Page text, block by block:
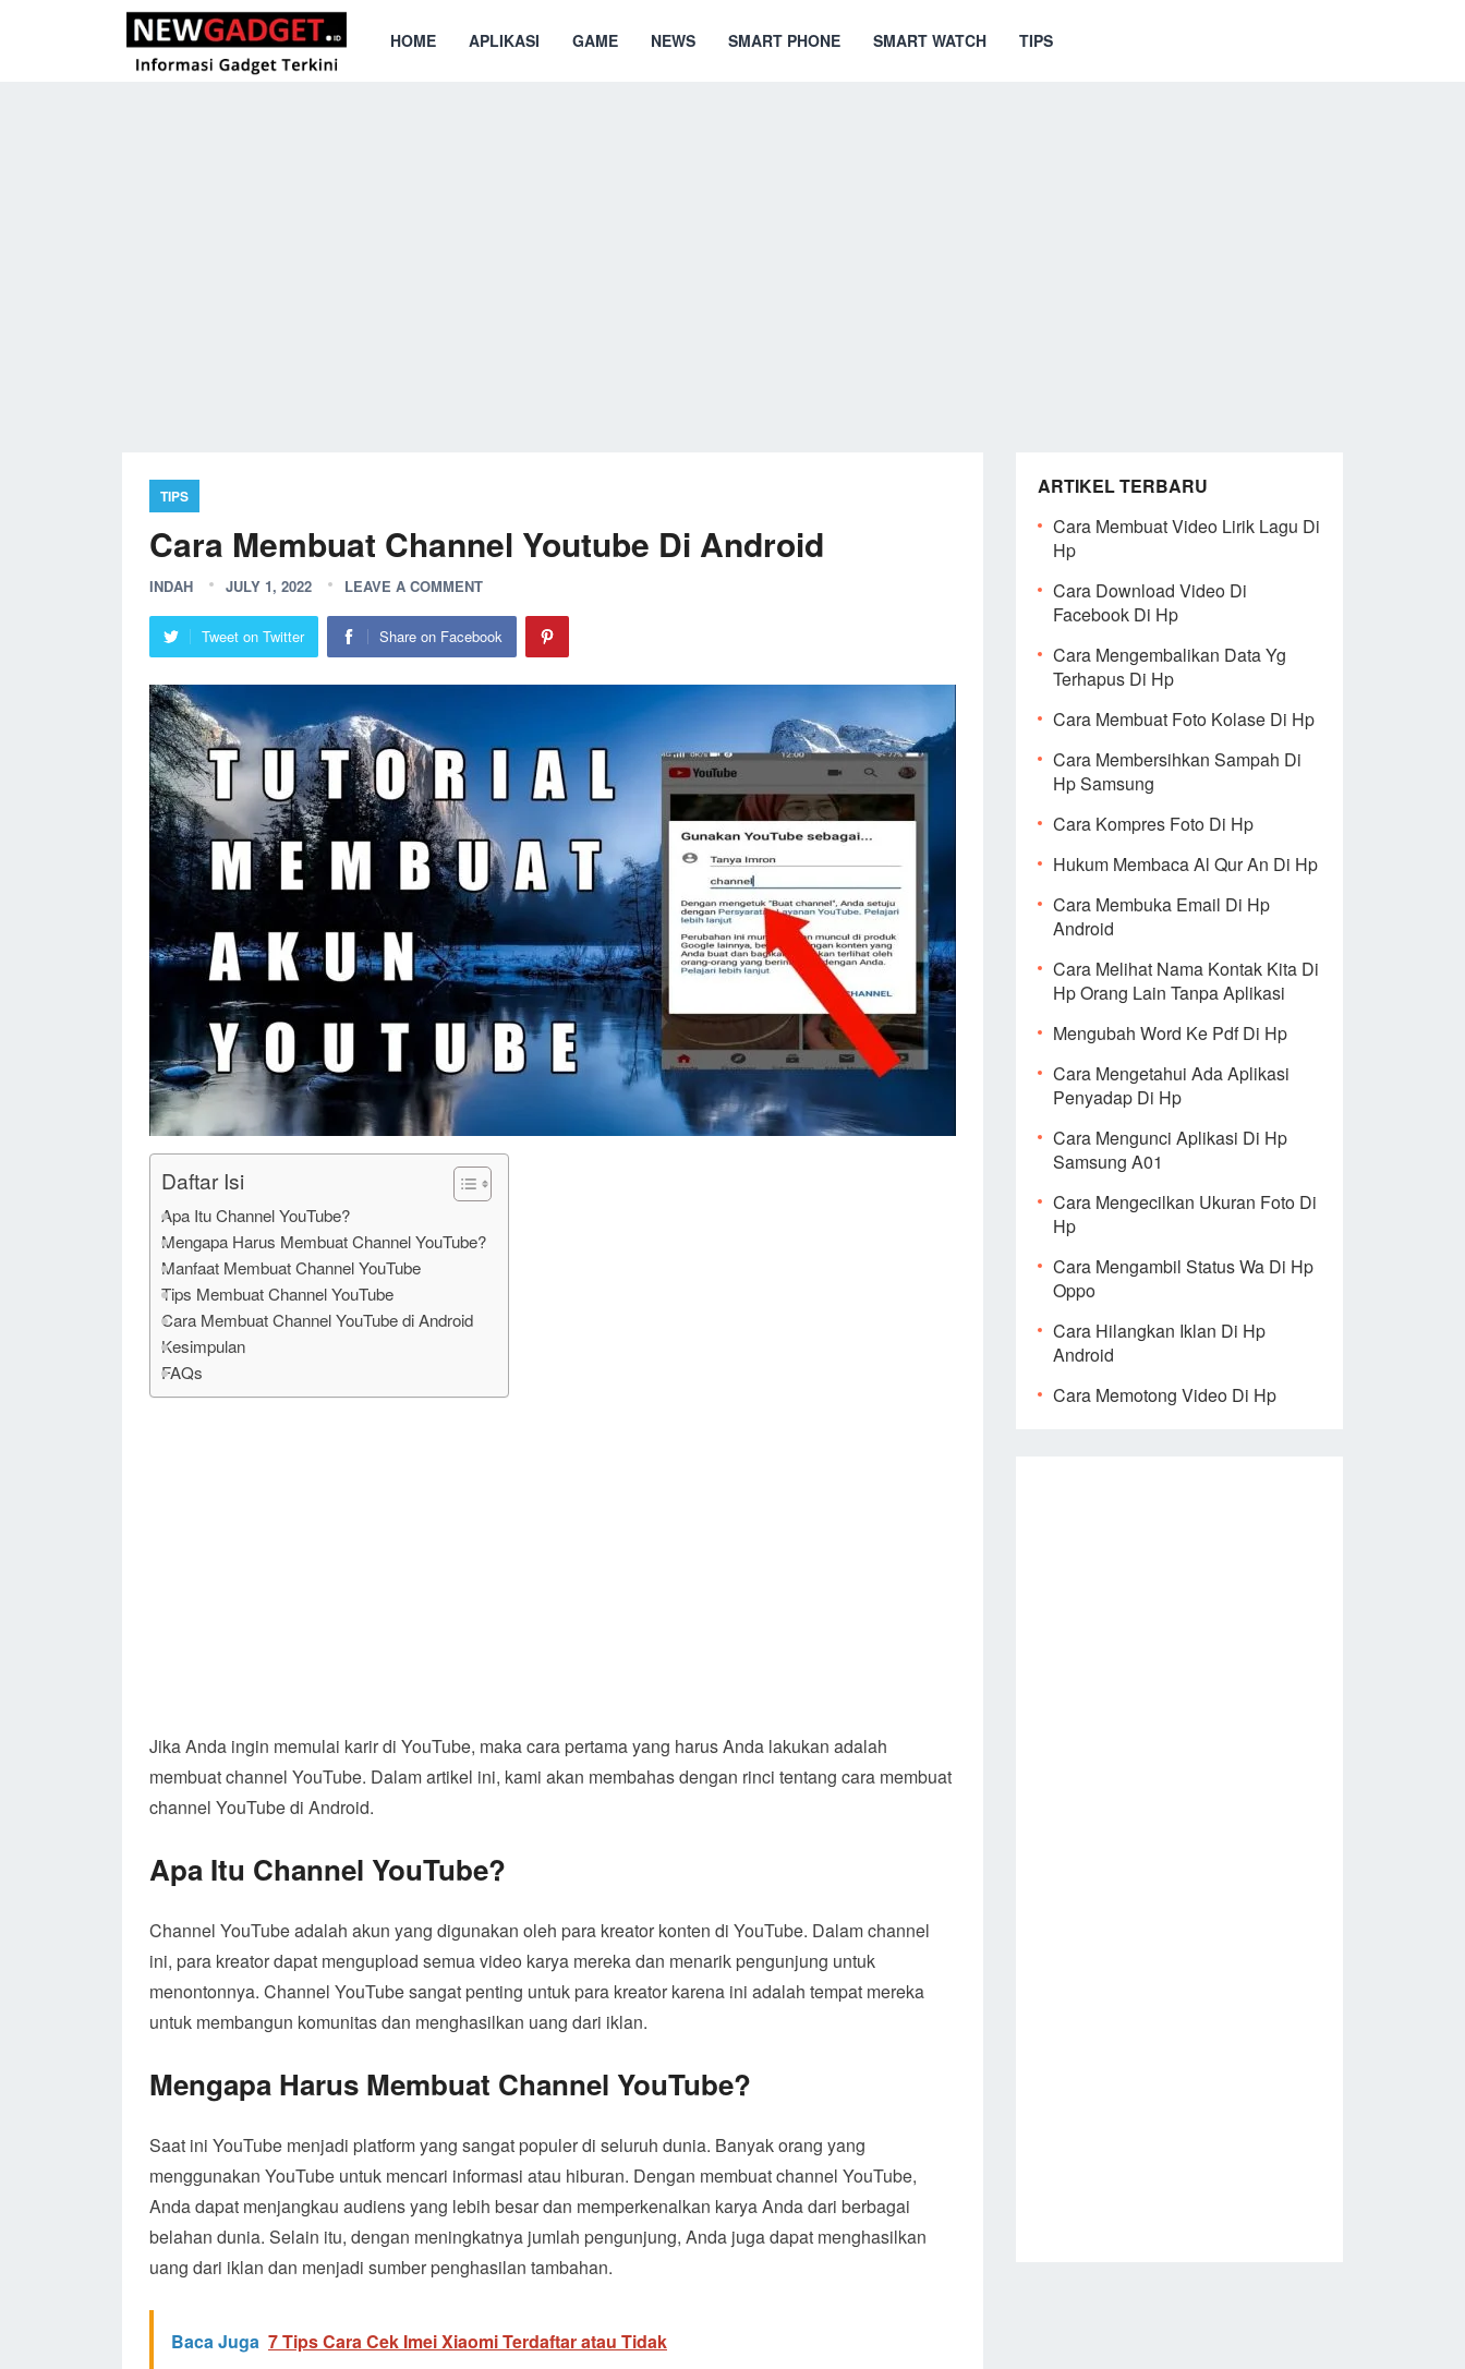
HOME APLIKASI GAME NEWS SMART PHONE SMART WATCH TIPS
TIPS
Cara Membuat Channel Youtube Di Android
INDAH JULY 1, 2022 LEAVE A COMMENT
Tweet on Twitter Share on Facebook
Daftar Isi
Apa Itu Channel YouTube?
Mengapa Harus Membuat Channel YouTube?
Manfaat Membuat Channel YouTube
Tips Membuat Channel YouTube
Cara Membuat Channel YouTube di Android
Kesimpulan
FAQs
Jika Anda ingin memulai karir di YouTube, maka cara pertama yang harus Anda lakukan adalah
membuat channel YouTube. Dalam artikel ini, kami akan membahas dengan rinci tentang cara membuat
channel YouTube di Android.
Apa Itu Channel YouTube?
Channel YouTube adalah akun yang digunakan oleh para kreator konten di YouTube. Dalam channel
ini, para kreator dapat mengupload semua video karya mereka dan menarik pengunjung untuk
menontonnya. Channel YouTube sangat penting untuk para kreator karena ini adalah tempat mereka
untuk membangun komunitas dan menghasilkan uang dari iklan.
Mengapa Harus Membuat Channel YouTube?
Saat ini YouTube menjadi platform yang sangat populer di seluruh dunia. Banyak orang yang
menggunakan YouTube untuk mencari informasi atau hiburan. Dengan membuat channel YouTube,
Anda dapat menjangkau audiens yang lebih besar dan memperkenalkan karya Anda dari berbagai
belahan dunia. Selain itu, dengan meningkatnya jumlah pengunjung, Anda juga dapat menghasilkan
uang dari iklan dan menjadi sumber penghasilan tambahan.
Baca Juga 7 Tips Cara Cek Imei Xiaomi Terdaftar atau Tidak
ARTIKEL TERBARU
Cara Membuat Video Lirik Lagu Di
Hp
Cara Download Video Di
Facebook Di Hp
Cara Mengembalikan Data Yg
Terhapus Di Hp
Cara Membuat Foto Kolase Di Hp
Cara Membersihkan Sampah Di
Hp Samsung
Cara Kompres Foto Di Hp
Hukum Membaca Al Qur An Di Hp
Cara Membuka Email Di Hp
Android
Cara Melihat Nama Kontak Kita Di
Hp Orang Lain Tanpa Aplikasi
Mengubah Word Ke Pdf Di Hp
Cara Mengetahui Ada Aplikasi
Penyadap Di Hp
Cara Mengunci Aplikasi Di Hp
Samsung A01
Cara Mengecilkan Ukuran Foto Di
Hp
Cara Mengambil Status Wa Di Hp
Oppo
Cara Hilangkan Iklan Di Hp
Android
Cara Memotong Video Di Hp